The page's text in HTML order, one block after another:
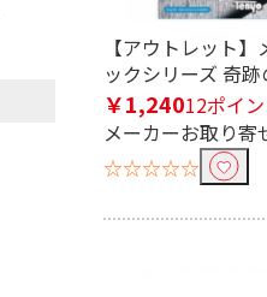
【アウトレット
ックシリーズ 奇
￥1,24012ポイ
メーカーお取り寄
☆☆☆☆☆